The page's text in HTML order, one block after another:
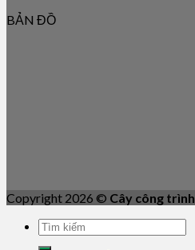
BẢN ĐỒ
Copyright 2026 © Cây công trình